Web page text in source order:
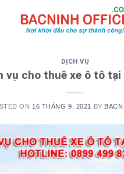
DỊCH VỤ
vụ cho thuê xe ô tô tại
ON 16 THÁNG 9, 2021 BY